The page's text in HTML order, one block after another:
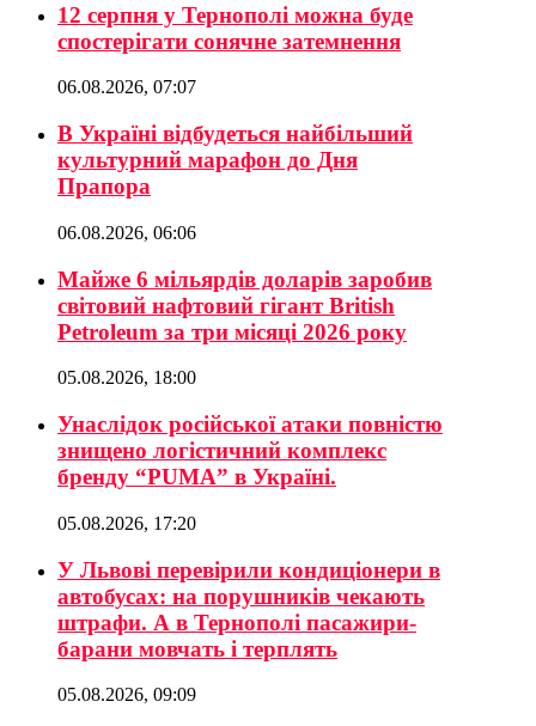
12 серпня у Тернополі можна буде
спостерігати сонячне затемнення
06.08.2026, 07:07
В Україні відбудеться найбільший
культурний марафон до Дня
Прапора
06.08.2026, 06:06
Майже 6 мільярдів доларів заробив
світовий нафтовий гігант British
Petroleum за три місяці 2026 року
05.08.2026, 18:00
Унаслідок російської атаки повністю
знищено логістичний комплекс
бренду “PUMA” в Україні.
05.08.2026, 17:20
У Львові перевірили кондиціонери в
автобусах: на порушників чекають
штрафи. А в Тернополі пасажири-
барани мовчать і терплять
05.08.2026, 09:09